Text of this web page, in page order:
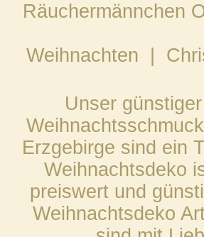
Räuchermännchen
Weihnachten
Unser
Erzgebirge sind ein
Weihnachtsdeko
preiswert und
Weihnachtsdeko